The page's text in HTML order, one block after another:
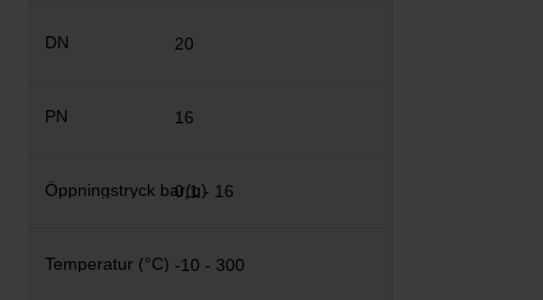
20
16
0,1 - 16
-10 - 300